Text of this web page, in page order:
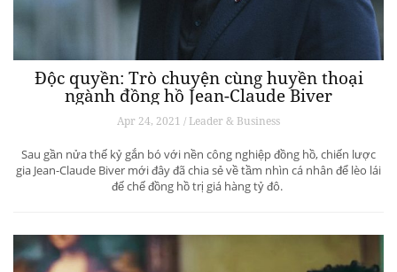
Độc quyền: Trò chuyện cùng huyền thoại
ngành đồng hồ Jean-Claude Biver
Apr 24, 2021 / Leader & Business
Sau gần nửa thế kỷ gắn bó với nền công nghiệp đồng hồ, chiến lược
gia Jean-Claude Biver mới đây đã chia sẻ về tầm nhìn cá nhân để lèo lái
đế chế đồng hồ trị giá hàng tỷ đô.